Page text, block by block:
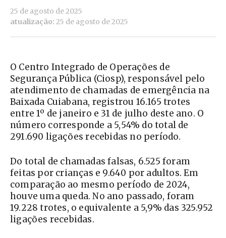
25 de agosto de 2025
atualização: 25 de agosto de 2025
O Centro Integrado de Operações de
Segurança Pública (Ciosp), responsável pelo
atendimento de chamadas de emergência na
Baixada Cuiabana, registrou 16.165 trotes
entre 1º de janeiro e 31 de julho deste ano. O
número corresponde a 5,54% do total de
291.690 ligações recebidas no período.
Do total de chamadas falsas, 6.525 foram
feitas por crianças e 9.640 por adultos. Em
comparação ao mesmo período de 2024,
houve uma queda. No ano passado, foram
19.228 trotes, o equivalente a 5,9% das 325.952
ligações recebidas.